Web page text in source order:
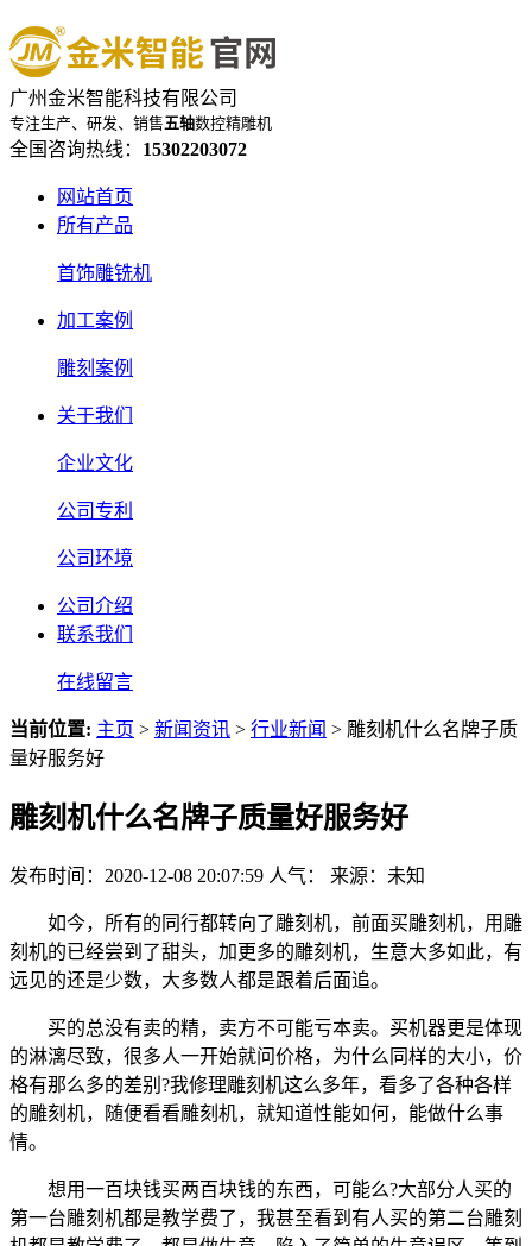
广州金米智能科技有限公司
专注生产、研发、销售五轴数控精雕机
全国咨询热线： 15302203072
网站首页
所有产品
首饰雕铣机
加工案例
雕刻案例
关于我们
企业文化
公司专利
公司环境
公司介绍
联系我们
在线留言
当前位置: 主页 > 新闻资讯 > 行业新闻 > 雕刻机什么名牌子质
量好服务好
雕刻机什么名牌子质量好服务好
发布时间：2020-12-08 20:07:59 人气： 来源：未知
如今，所有的同行都转向了雕刻机，前面买雕刻机，用雕
刻机的已经尝到了甜头，加更多的雕刻机，生意大多如此，有
远见的还是少数，大多数人都是跟着后面追。
买的总没有卖的精，卖方不可能亏本卖。买机器更是体现
的淋漓尽致，很多人一开始就问价格，为什么同样的大小，价
格有那么多的差别?我修理雕刻机这么多年，看多了各种各样
的雕刻机，随便看看雕刻机，就知道性能如何，能做什么事
情。
想用一百块钱买两百块钱的东西，可能么?大部分人买的
第一台雕刻机都是教学费了，我甚至看到有人买的第二台雕刻